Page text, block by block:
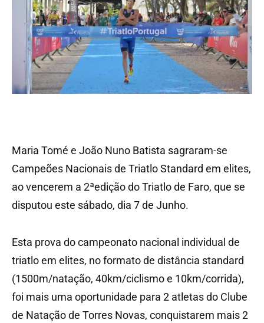
Maria Tomé e João Nuno Batista sagraram-se
Campeões Nacionais de Triatlo Standard em elites,
ao vencerem a 2ªedição do Triatlo de Faro, que se
disputou este sábado, dia 7 de Junho.
Esta prova do campeonato nacional individual de
triatlo em elites, no formato de distância standard
(1500m/natação, 40km/ciclismo e 10km/corrida),
foi mais uma oportunidade para 2 atletas do Clube
de Natação de Torres Novas, conquistarem mais 2